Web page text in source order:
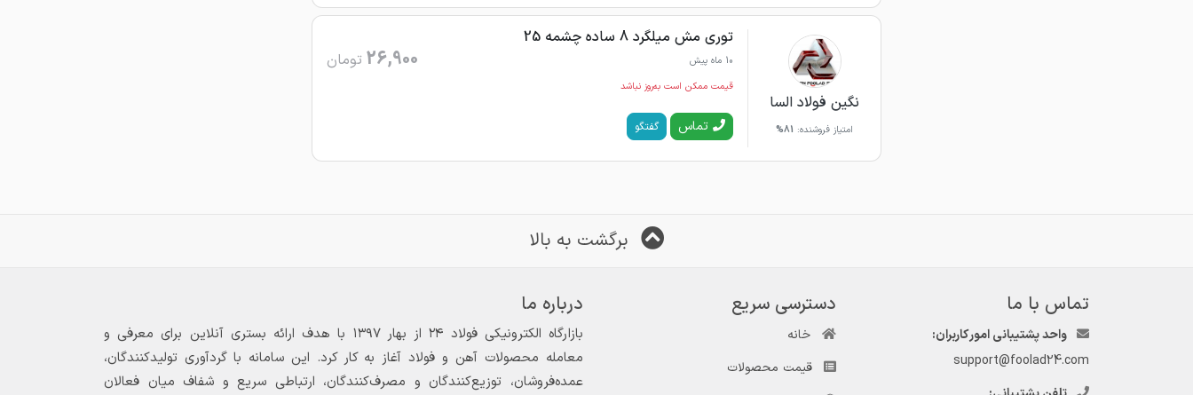
نگین فولاد السا
امتیاز فروشنده: 81%
توری مش میلگرد 8 ساده چشمه 25
10 ماه پیش 26,900 تومان
قیمت ممکن است به‌روز نباشد
تماس گفتگو
برگشت به بالا
تماس با ما
واحد پشتیبانی امور کاربران:
support@foolad24.com
دسترسی سریع
خانه
قیمت محصولات
درباره ما
بازارگاه الکترونیکی فولاد ۲۴ از بهار ۱۳۹۷ با هدف ارائه بستری آنلاین برای معرفی و
معامله محصولات آهن و فولاد آغاز به کار کرد. این سامانه با گردآوری تولیدکنندگان،
عمده‌فروشان، توزیع‌کنندگان و مصرف‌کنندگان، ارتباطی سریع و شفاف میان فعالان